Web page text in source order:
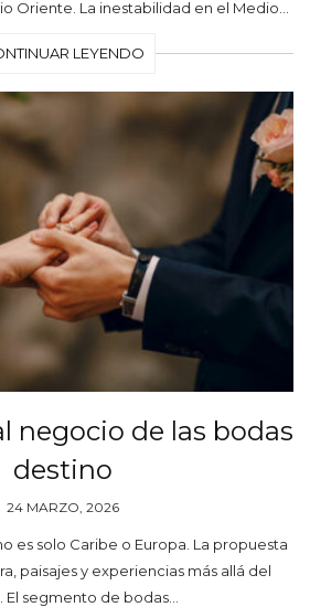
Oriente. La inestabilidad en el Medio…
LEYENDO
negocio de las bodas
destino
24 MARZO, 2026
es solo Caribe o Europa. La propuesta
paisajes y experiencias más allá del
El segmento de bodas…